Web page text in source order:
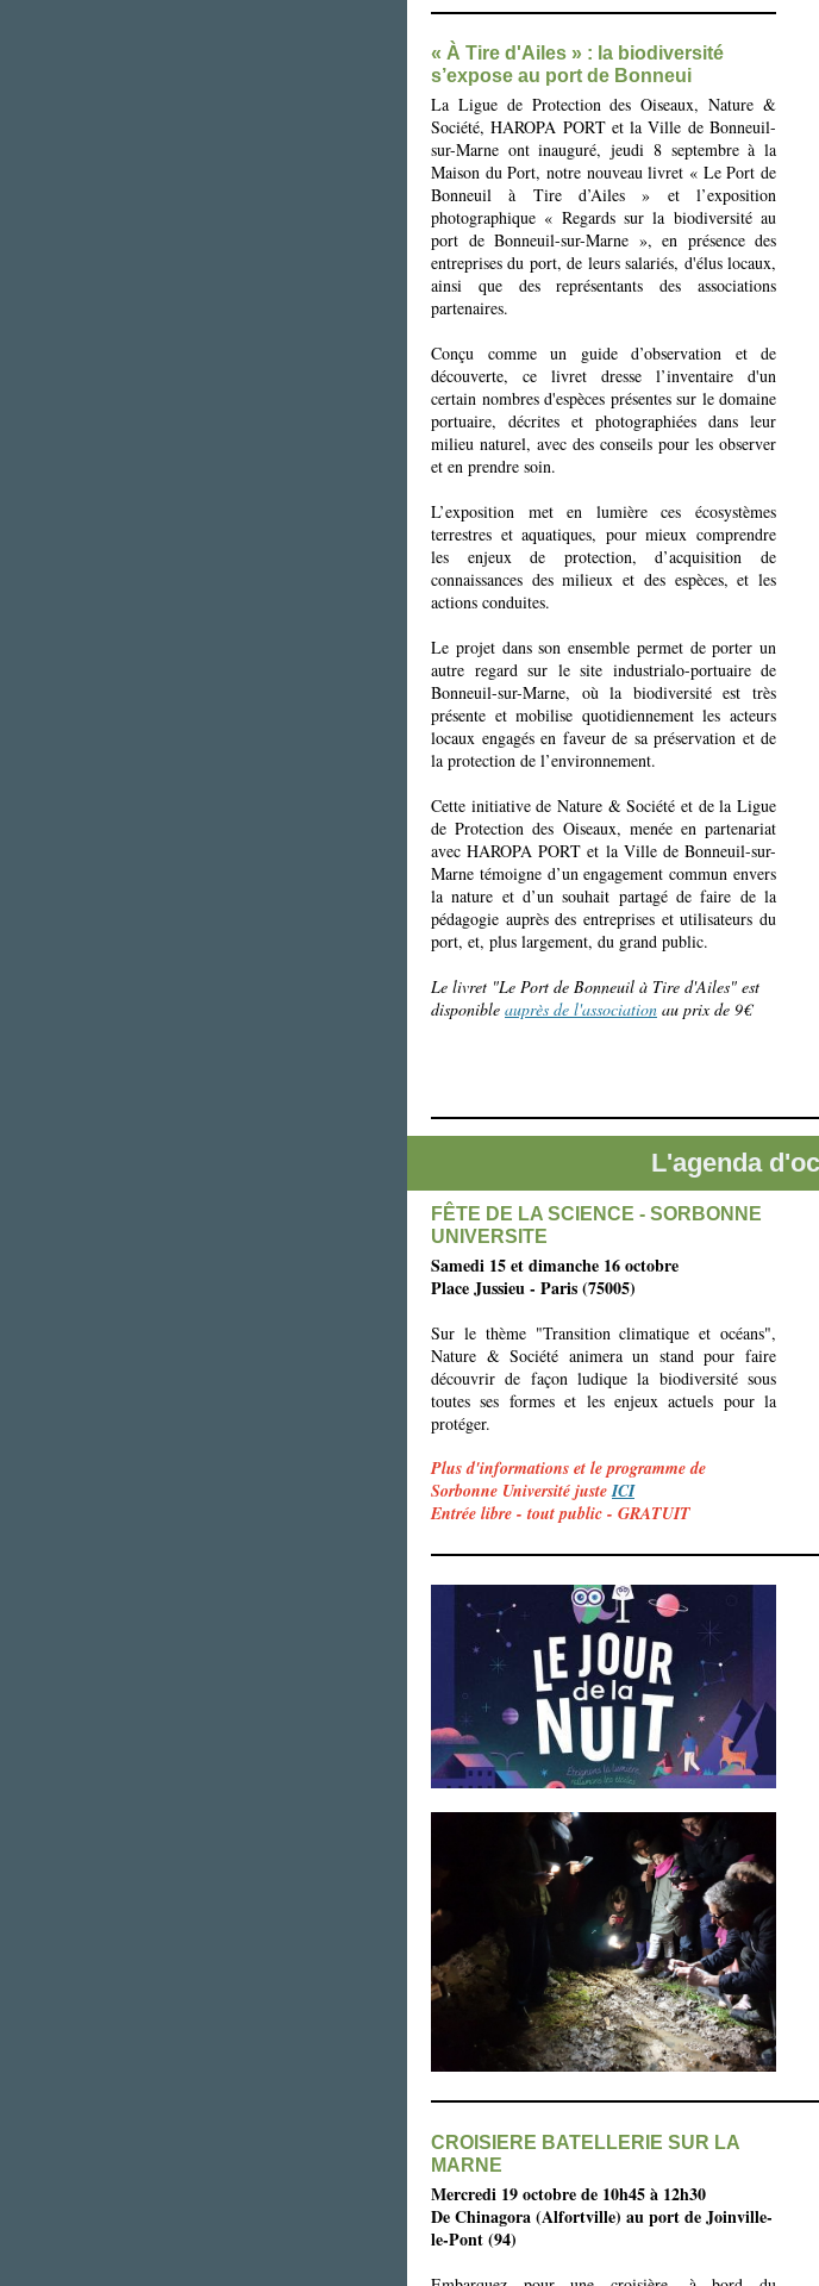
« À Tire d'Ailes » : la biodiversité
s’expose au port de Bonneui
La Ligue de Protection des Oiseaux, Nature &
Société, HAROPA PORT et la Ville de Bonneuil-
sur-Marne ont inauguré, jeudi 8 septembre à la
Maison du Port, notre nouveau livret « Le Port de
Bonneuil à Tire d’Ailes » et l’exposition
photographique « Regards sur la biodiversité au
port de Bonneuil-sur-Marne », en présence des
entreprises du port, de leurs salariés, d'élus locaux,
ainsi que des représentants des associations
partenaires.
Conçu comme un guide d’observation et de
découverte, ce livret dresse l’inventaire d'un
certain nombres d'espèces présentes sur le domaine
portuaire, décrites et photographiées dans leur
milieu naturel, avec des conseils pour les observer
et en prendre soin.
L’exposition met en lumière ces écosystèmes
terrestres et aquatiques, pour mieux comprendre
les enjeux de protection, d’acquisition de
connaissances des milieux et des espèces, et les
actions conduites.
Le projet dans son ensemble permet de porter un
autre regard sur le site industrialo-portuaire de
Bonneuil-sur-Marne, où la biodiversité est très
présente et mobilise quotidiennement les acteurs
locaux engagés en faveur de sa préservation et de
la protection de l’environnement.
Cette initiative de Nature & Société et de la Ligue
de Protection des Oiseaux, menée en partenariat
avec HAROPA PORT et la Ville de Bonneuil-sur-
Marne témoigne d’un engagement commun envers
la nature et d’un souhait partagé de faire de la
pédagogie auprès des entreprises et utilisateurs du
port, et, plus largement, du grand public.
Le livret "Le Port de Bonneuil à Tire d'Ailes" est
disponible auprès de l'association au prix de 9€
L'agenda
FÊTE DE LA SCIENCE - SORBONNE
UNIVERSITE
Samedi 15 et dimanche 16 octobre
Place Jussieu - Paris (75005)
Sur le thème "Transition climatique et océans",
Nature & Société animera un stand pour faire
découvrir de façon ludique la biodiversité sous
toutes ses formes et les enjeux actuels pour la
protéger.
Plus d'informations et le programme de
Sorbonne Université justeICI
Entrée libre - tout public - GRATUIT
CROISIERE BATELLERIE SUR LA
MARNE
Mercredi 19 octobre de 10h45 à 12h30
De Chinagora (Alfortville) au port de Joinville-
le-Pont (94)